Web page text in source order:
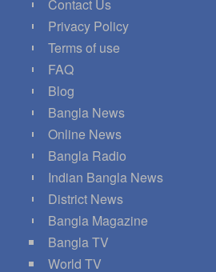
Contact Us
Privacy Policy
Terms of use
FAQ
Blog
Bangla News
Online News
Bangla Radio
Indian Bangla News
District News
Bangla Magazine
Bangla TV
World TV